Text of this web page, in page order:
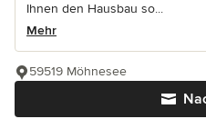
Ihnen den Hausbau so...
Mehr
59519 Möhnesee